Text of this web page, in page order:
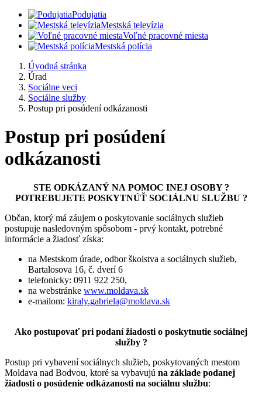
Podujatia
Mestská televízia
Voľné pracovné miesta
Mestská polícia
Úvodná stránka
Úrad
Sociálne veci
Sociálne služby
Postup pri posúdení odkázanosti
Postup pri posúdení
odkázanosti
STE ODKÁZANÝ NA POMOC INEJ OSOBY ?
POTREBUJETE POSKYTNÚŤ SOCIÁLNU SLUŽBU ?
Občan, ktorý má záujem o poskytovanie sociálnych služieb
postupuje nasledovným spôsobom - prvý kontakt, potrebné
informácie a žiadosť získa:
na Mestskom úrade, odbor školstva a sociálnych služieb,
Bartalosova 16, č. dverí 6
telefonicky: 0911 922 250,
na webstránke www.moldava.sk
e-mailom: kiraly.gabriela@moldava.sk
Ako postupovať pri podaní žiadosti o poskytnutie sociálnej
služby ?
Postup pri vybavení sociálnych služieb, poskytovaných mestom
Moldava nad Bodvou, ktoré sa vybavujú na základe podanej
žiadosti o posúdenie odkázanosti na sociálnu službu: